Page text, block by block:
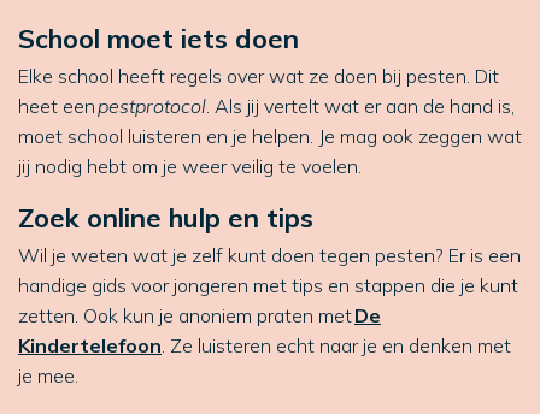
School moet iets doen
Elke school heeft regels over wat ze doen bij pesten. Dit
heet eenpestprotocol. Als jij vertelt wat er aan de hand is,
moet school luisteren en je helpen. Je mag ook zeggen wat
jij nodig hebt om je weer veilig te voelen.
Zoek online hulp en tips
Wil je weten wat je zelf kunt doen tegen pesten? Er is een
handige gids voor jongeren met tips en stappen die je kunt
zetten. Ook kun je anoniem praten metDe
Kindertelefoon. Ze luisteren echt naar je en denken met
je mee.